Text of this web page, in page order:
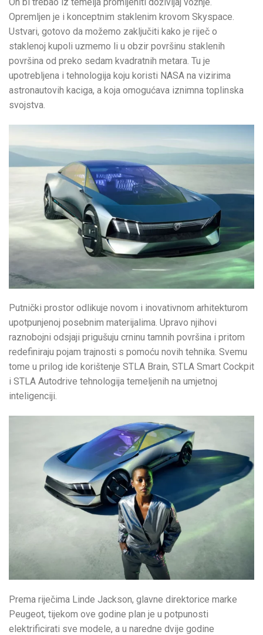
Opremljen je i konceptnim staklenim krovom Skyspace.
Ustvari, gotovo da možemo zaključiti kako je riječ o
staklenoj kupoli uzmemo li u obzir površinu staklenih
površina od preko sedam kvadratnih metara. Tu je
upotrebljena i tehnologija koju koristi NASA na vizirima
astronautovih kaciga, a koja omogućava iznimna toplinska
svojstva.
Putnički prostor odlikuje novom i inovativnom arhitekturom
upotpunjenoj posebnim materijalima. Upravo njihovi
raznobojni odsjaji prigušuju crninu tamnih površina i pritom
redefiniraju pojam trajnosti s pomoću novih tehnika. Svemu
tome u prilog ide korištenje STLA Brain, STLA Smart Cockpit
i STLA Autodrive tehnologija temeljenih na umjetnoj
inteligenciji.
Prema riječima Linde Jackson, glavne direktorice marke
Peugeot, tijekom ove godine plan je u potpunosti
elektrificirati sve modele, a u naredne dvije godine